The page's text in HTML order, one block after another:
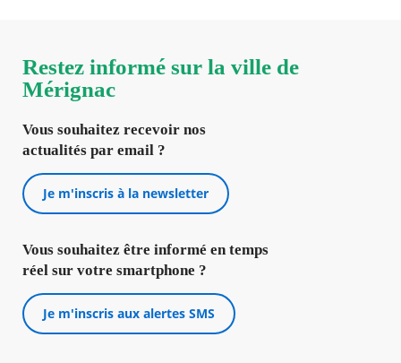
Restez informé sur la ville de
Mérignac
Vous souhaitez recevoir nos
actualités par email ?
Je m'inscris à la newsletter
Vous souhaitez être informé en temps
réel sur votre smartphone ?
Je m'inscris aux alertes SMS